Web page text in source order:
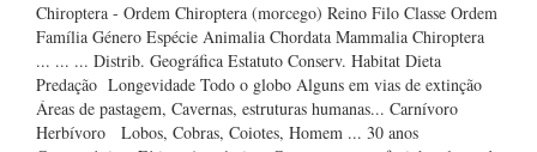
Chiroptera - Ordem Chiroptera (morcego) Reino Filo Classe Ordem
Família Género Espécie Animalia Chordata Mammalia Chiroptera
... ... ... Distrib. Geográfica Estatuto Conserv. Habitat Dieta
Predação Longevidade Todo o globo Alguns em vias de extinção
Áreas de pastagem, Cavernas, estruturas humanas... Carnívoro
Herbívoro Lobos, Cobras, Coiotes, Homem ... 30 anos